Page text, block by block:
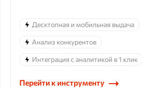
Десктопная и мобильная выдача
Анализ конкурентов
Интеграция с аналитикой в 1 клик
Перейти к инструменту